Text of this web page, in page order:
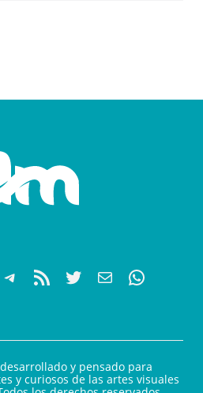
y pensado para
y curiosos de las artes visuales